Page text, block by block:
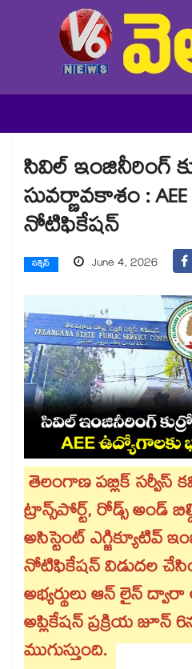
సివిల్ ఇంజినీరింగ్
సువర్ణావకాశం :
నోటిఫికేషన్
సక్సెస్ June 4, 2026
తెలంగాణ పబ్లిక్ సర్వీస్
ట్రాన్స్​పోర్ట్, రోడ్స్ అండ్
అసిస్టెంట్ ఎగ్జిక్యూటివ్
నోటిఫికేషన్ విడుదల
అభ్యర్థులు ఆన్ లైన్
అప్లికేషన్ ప్రక్రియ జూన్
ముగుస్తుంది.